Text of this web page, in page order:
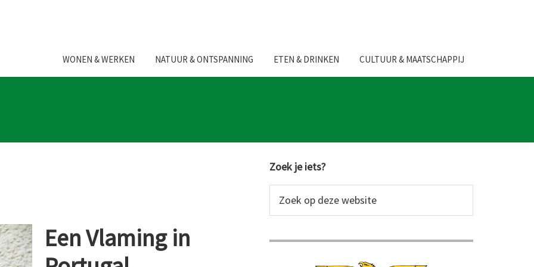
WONEN & WERKEN NATUUR & ONTSPANNING ETEN & DRINKEN CULTUUR & MAATSCHAPPIJ
Een Vlaming in
Primaire
Sidebar
Zoek je iets?
op
website